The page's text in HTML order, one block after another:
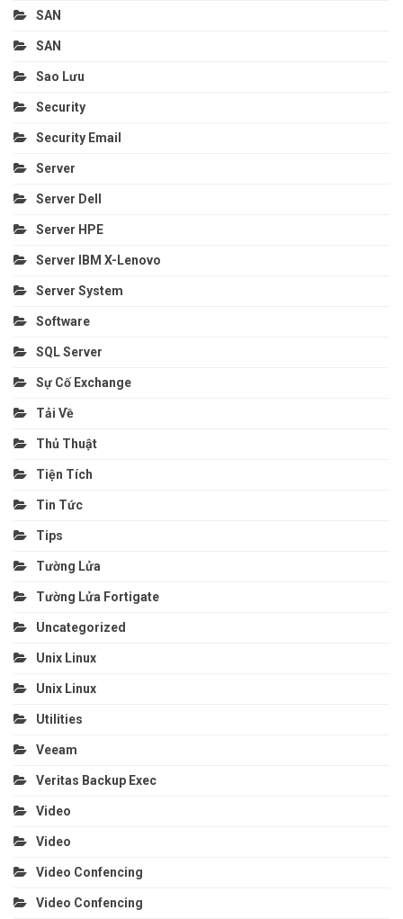
SAN
SAN
Sao Lưu
Security
Security Email
Server
Server Dell
Server HPE
Server IBM X-Lenovo
Server System
Software
SQL Server
Sự Cố Exchange
Tải Về
Thủ Thuật
Tiện Tích
Tin Tức
Tips
Tường Lửa
Tường Lửa Fortigate
Uncategorized
Unix Linux
Unix Linux
Utilities
Veeam
Veritas Backup Exec
Video
Video
Video Confencing
Video Confencing